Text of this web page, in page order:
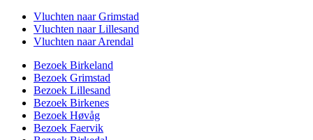
Vluchten naar Grimstad
Vluchten naar Lillesand
Vluchten naar Arendal
Bezoek Birkeland
Bezoek Grimstad
Bezoek Lillesand
Bezoek Birkenes
Bezoek Høvåg
Bezoek Faervik